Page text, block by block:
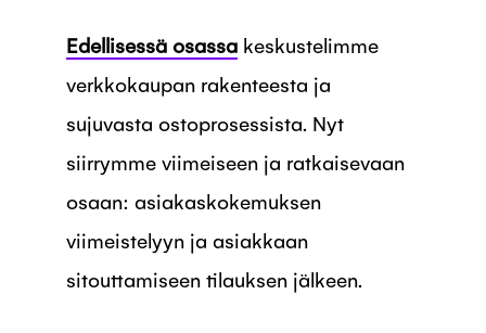
Edellisessä osassakeskustelimme
verkkokaupan rakenteesta ja
sujuvasta ostoprosessista. Nyt
siirrymme viimeiseen ja ratkaisevaan
osaan: asiakaskokemuksen
viimeistelyyn ja asiakkaan
sitouttamiseen tilauksen jälkeen.